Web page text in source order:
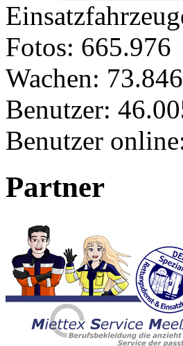
Fotos: 665.976
Wachen: 73.846
Benutzer:
Benutzer
Partner